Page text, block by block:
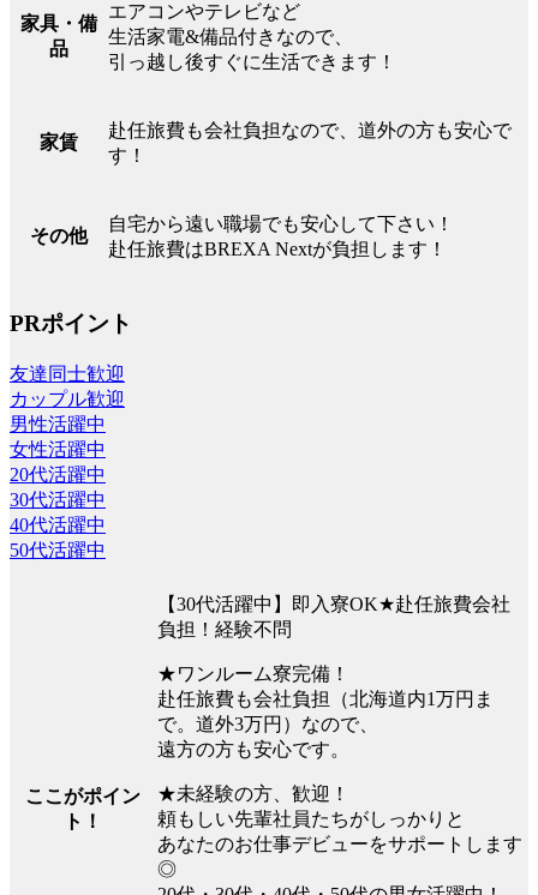
家具・備
品
エアコンやテレビなど
生活家電&備品付きなので、
引っ越し後すぐに生活できます！
家賃
赴任旅費も会社負担なので、道外の方も安心で
す！
その他
自宅から遠い職場でも安心して下さい！
赴任旅費はBREXA Nextが負担します！
PRポイント
友達同士歓迎
カップル歓迎
男性活躍中
女性活躍中
20代活躍中
30代活躍中
40代活躍中
50代活躍中
ここがポイン
ト！
【30代活躍中】即入寮OK★赴任旅費会社
負担！経験不問
★ワンルーム寮完備！
赴任旅費も会社負担（北海道内1万円ま
で。道外3万円）なので、
遠方の方も安心です。
★未経験の方、歓迎！
頼もしい先輩社員たちがしっかりと
あなたのお仕事デビューをサポートします
◎